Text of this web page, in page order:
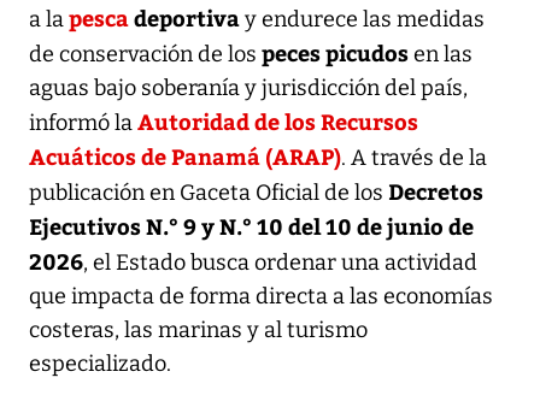
a lapescadeportivay endurece las medidas
de conservación de los peces picudosen las
aguas bajo soberanía y jurisdicción del país,
informó laAutoridad de los Recursos
Acuáticos de Panamá (ARAP). A través de la
publicación en Gaceta Oficial de los Decretos
Ejecutivos N.° 9 y N.° 10 del 10 de junio de
2026, el Estado busca ordenar una actividad
que impacta de forma directa a las economías
costeras, las marinas y al turismo
especializado.